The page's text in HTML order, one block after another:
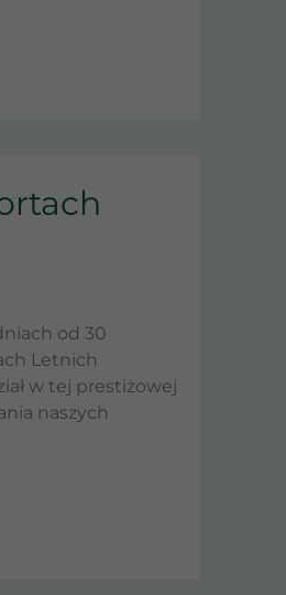
od 30
Letnich
w tej prestiżowej
naszych